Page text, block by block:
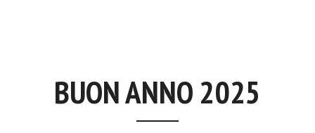
BUON ANNO 2025